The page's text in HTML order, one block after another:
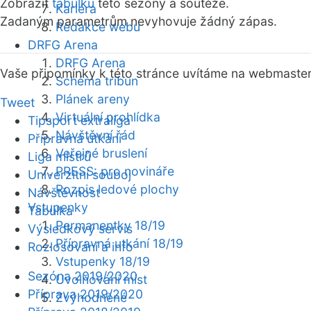
Kariéra
Redakce webu
DRFG Arena
DRFG Arena
Schéma tribun
Plánek areny
Virtuální prohlídka
Návštěvní řád
Veřejné bruslení
PRESS: pro novináře
Rozpis ledové plochy
Vstupenky
Permanentky 18/19
Přípravná utkání 18/19
Vstupenky 18/19
Uvolňování míst
Zvýhodněné
Zobrazit tabulku této sezóny a soutěže.
Zadaným parametrům nevyhovuje žádný zápas.
Vaše připomínky k této stránce uvítáme na webmaster
Tweet
Tipsport extraliga
Přípravná utkání
Liga mistrů
Univerzitní souboj
Návštěvnost
Tabulka
Výsledkový servis
Rozlosování a info
Sezóna 2019/2020
Příprava 2019/2020